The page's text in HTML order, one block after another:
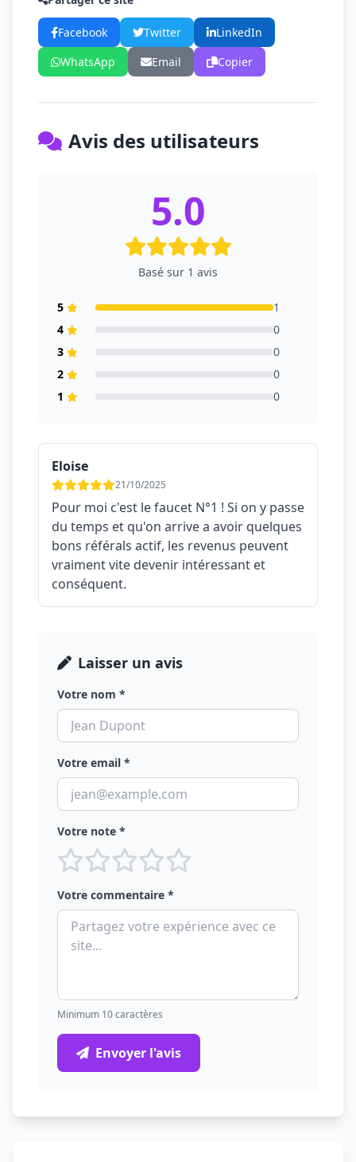
Facebook Twitter
LinkedIn
WhatsApp
Email Copier
Avis des utilisateurs
5.0
Basé sur 1 avis
5
1
4
0
3
0
2
0
1
0
Eloise
21/10/2025
Pour moi c'est le faucet N°1 ! Si on y passe
du temps et qu'on arrive a avoir quelques
bons référals actif, les revenus peuvent
vraiment vite devenir intéressant et
conséquent.
Laisser un avis
Votre nom *
Votre email *
Votre note *
Votre commentaire *
Minimum 10 caractères
Envoyer l'avis